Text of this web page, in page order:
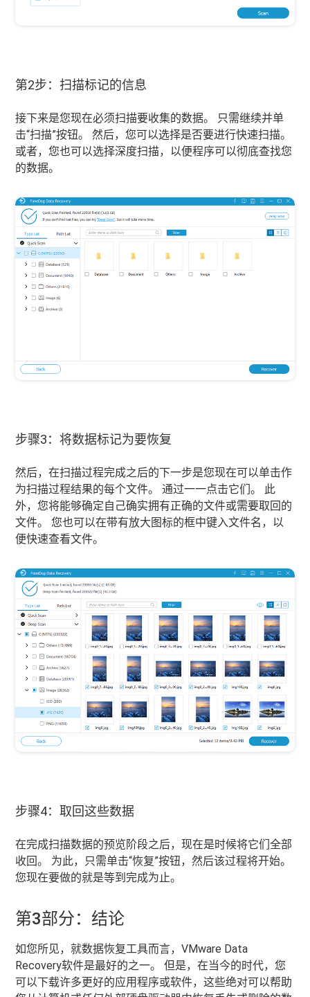
第2步：扫描标记的信息
接下来是您现在必须扫描要收集的数据。 只需继续并单
击“扫描”按钮。 然后，您可以选择是否要进行快速扫描。
或者，您也可以选择深度扫描，以便程序可以彻底查找您
的数据。
步骤3：将数据标记为要恢复
然后，在扫描过程完成之后的下一步是您现在可以单击作
为扫描过程结果的每个文件。 通过一一点击它们。 此
外，您将能够确定自己确实拥有正确的文件或需要取回的
文件。 您也可以在带有放大图标的框中键入文件名，以
便快速查看文件。
步骤4：取回这些数据
在完成扫描数据的预览阶段之后，现在是时候将它们全部
收回。 为此，只需单击“恢复”按钮，然后该过程将开始。
您现在要做的就是等到完成为止。
第3部分：结论
如您所见，就数据恢复工具而言，VMware Data
Recovery软件是最好的之一。 但是，在当今的时代，您
可以下载许多更好的应用程序或软件，这些绝对可以帮助